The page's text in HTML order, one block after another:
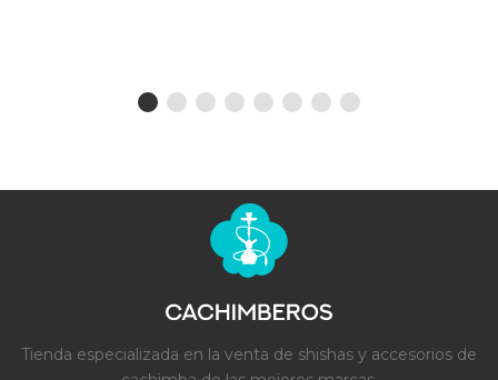
Tienda especializada en la venta de shishas y accesorios de